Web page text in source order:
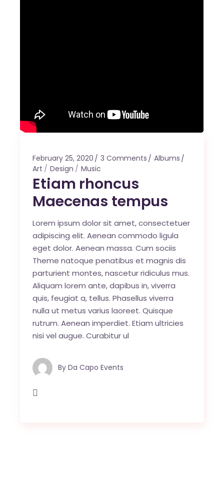
February 25, 2020 3 Comments
Albums
Art
Design Music
Etiam rhoncus
Maecenas tempus
Lorem ipsum dolor sit amet, consectetuer
adipiscing elit. Aenean commodo ligula
eget dolor. Aenean massa. Cum sociis
Theme natoque penatibus et magnis dis
parturient montes, nascetur ridiculus mus.
Aliquam lorem ante, dapibus in, viverra
quis, feugiat a, tellus. Phasellus viverra
nulla ut metus varius laoreet. Quisque
rutrum. Aenean imperdiet. Etiam ultricies
nisi vel augue. Curabitur ul
By Da Capo Events